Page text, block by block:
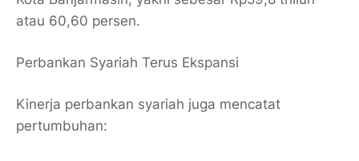
atau 60,60 persen.
Perbankan Syariah Terus Ekspansi
Kinerja perbankan syariah juga mencatat
pertumbuhan: